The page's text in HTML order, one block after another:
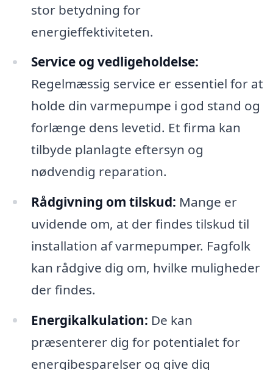
stor betydning for
energieffektiviteten.
Service og vedligeholdelse:
Regelmæssig service er essentiel for at
holde din varmepumpe i god stand og
forlænge dens levetid. Et firma kan
tilbyde planlagte eftersyn og
nødvendig reparation.
Rådgivning om tilskud: Mange er
uvidende om, at der findes tilskud til
installation af varmepumper. Fagfolk
kan rådgive dig om, hvilke muligheder
der findes.
Energikalkulation: De kan
præsenterer dig for potentialet for
energibesparelser og give dig